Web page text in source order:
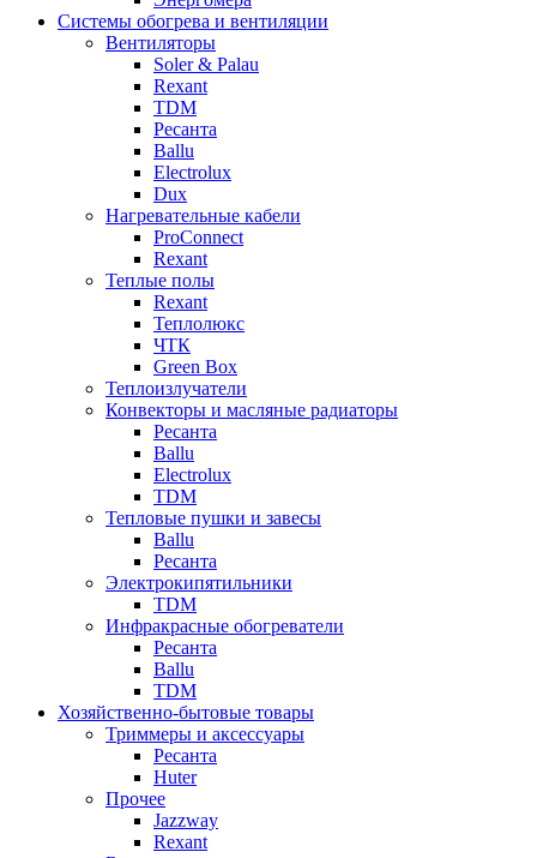
Системы обогрева и вентиляции
Вентиляторы
Soler & Palau
Rexant
TDM
Ресанта
Ballu
Electrolux
Dux
Нагревательные кабели
ProConnect
Rexant
Теплые полы
Rexant
Теплолюкс
ЧТК
Green Box
Теплоизлучатели
Конвекторы и масляные радиаторы
Ресанта
Ballu
Electrolux
TDM
Тепловые пушки и завесы
Ballu
Ресанта
Электрокипятильники
TDM
Инфракрасные обогреватели
Ресанта
Ballu
TDM
Хозяйственно-бытовые товары
Триммеры и аксессуары
Ресанта
Huter
Прочее
Jazzway
Rexant